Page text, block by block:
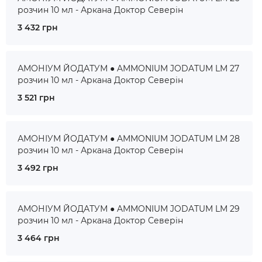
розчин 10 мл - Аркана Доктор Северін
3 432 грн
АМОНІУМ ЙОДАТУМ ● AMMONIUM JODATUM LM 27
розчин 10 мл - Аркана Доктор Северін
3 521 грн
АМОНІУМ ЙОДАТУМ ● AMMONIUM JODATUM LM 28
розчин 10 мл - Аркана Доктор Северін
3 492 грн
АМОНІУМ ЙОДАТУМ ● AMMONIUM JODATUM LM 29
розчин 10 мл - Аркана Доктор Северін
3 464 грн